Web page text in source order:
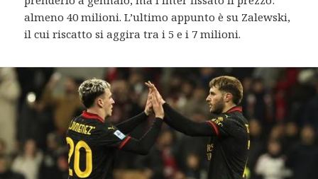
almeno 40 milioni. L’ultimo appunto è su Zalewski,
il cui riscatto si aggira tra i 5 e i 7 milioni.